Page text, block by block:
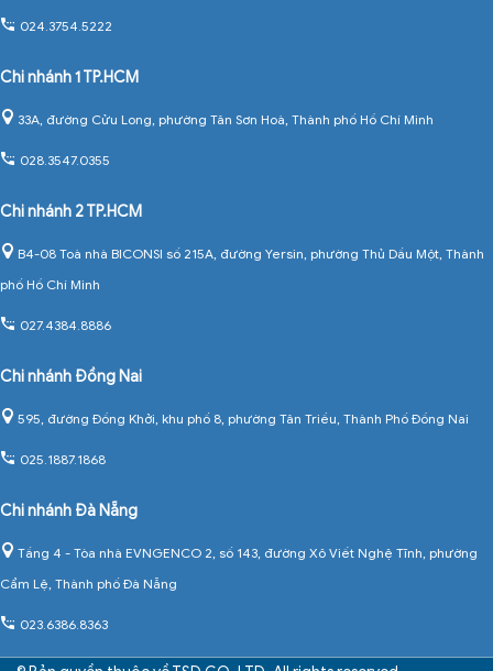
024.3754.5222
Chi nhánh 1 TP.HCM
33A, đường Cửu Long, phường Tân Sơn Hoà, Thành phố Hồ Chí Minh
028.3547.0355
Chi nhánh 2 TP.HCM
B4-08 Toà nhà BICONSI số 215A, đường Yersin, phường Thủ Dầu Một, Thành
phố Hồ Chí Minh
027.4384.8886
Chi nhánh Đồng Nai
595, đường Đồng Khởi, khu phố 8, phường Tân Triều, Thành Phố Đồng Nai
025.1887.1868
Chi nhánh Đà Nẵng
Tầng 4 - Tòa nhà EVNGENCO 2, số 143, đường Xô Viết Nghệ Tĩnh, phường
Cẩm Lệ, Thành phố Đà Nẵng
023.6386.8363